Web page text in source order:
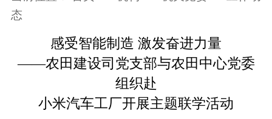
态
感受智能制造 激发奋进力量
——农田建设司 党支部与农田中心党委
组织赴
小米汽车工厂开展主题联学活动